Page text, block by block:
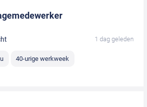
1 dag geleden
40-urige werkweek